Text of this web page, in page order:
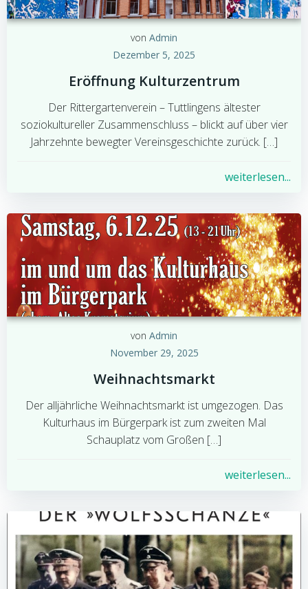
von Admin
Dezember 5, 2025
Eröffnung Kulturzentrum
Der Rittergartenverein – Tuttlingens ältester
soziokultureller Zusammenschluss – blickt auf über vier
Jahrzehnte bewegter Vereinsgeschichte zurück. […]
weiterlesen...
von Admin
November 29, 2025
Weihnachtsmarkt
Der alljährliche Weihnachtsmarkt ist umgezogen. Das
Kulturhaus im Bürgerpark ist zum zweiten Mal
Schauplatz vom Großen […]
weiterlesen...